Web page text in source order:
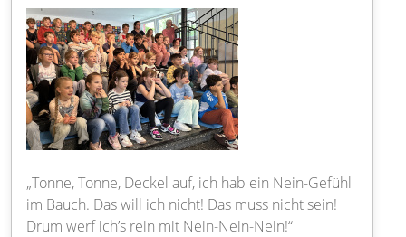
„Tonne, Tonne, Deckel auf, ich hab ein Nein-Gefühl
im Bauch. Das will ich nicht! Das muss nicht sein!
Drum werf ich’s rein mit Nein-Nein-Nein!“